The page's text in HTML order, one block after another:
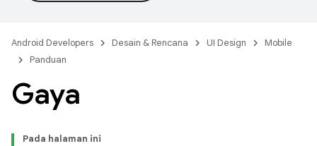
Android Developers Desain & Rencana UI Design
Mobile
Panduan
Gaya
Pada halaman ini